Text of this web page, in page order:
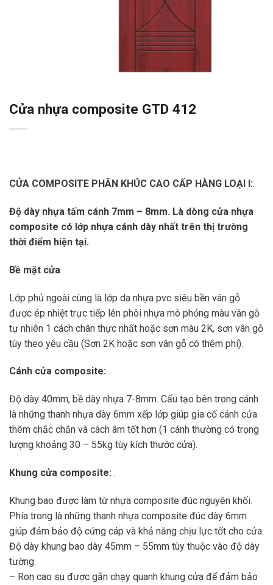
Cửa nhựa composite GTD 412
CỬA COMPOSITE PHÂN KHÚC CAO CẤP HÀNG LOẠI I:.
Độ dày nhựa tấm cánh 7mm – 8mm. Là dòng cửa nhựa
composite có lớp nhựa cánh dày nhất trên thị trường
thời điểm hiện tại.
Bề mặt cửa
Lớp phủ ngoài cùng là lớp da nhựa pvc siêu bền vân gỗ
được ép nhiệt trực tiếp lên phôi nhựa mô phỏng màu vân gỗ
tự nhiên 1 cách chân thực nhất hoặc sơn màu 2K, sơn vân gỗ
tùy theo yêu cầu (Sơn 2K hoặc sơn vân gỗ có thêm phí).
Cánh cửa composite: .
Độ dày 40mm, bề dày nhựa 7-8mm. Cấu tạo bên trong cánh
là những thanh nhựa dày 6mm xếp lớp giúp gia cố cánh cửa
thêm chắc chắn và cách âm tốt hơn (1 cánh thường có trọng
lượng khoảng 30 – 55kg tùy kích thước cửa).
Khung cửa composite: .
Khung bao được làm từ nhựa composite đúc nguyên khối.
Phía trong là những thanh nhựa composite đúc dày 6mm
giúp đảm bảo độ cứng cáp và khả năng chịu lực tốt cho cửa.
Độ dày khung bao dày 45mm – 55mm tùy thuộc vào độ dày
tường.
– Ron cao su được gắn chạy quanh khung cửa để đảm bảo